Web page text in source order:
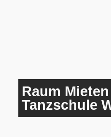
Raum
Tanzschule